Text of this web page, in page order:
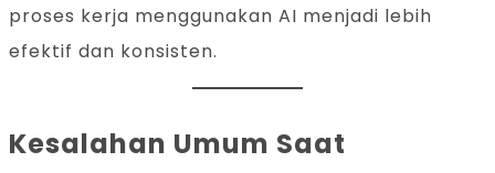
proses kerja menggunakan AI menjadi lebih
efektif dan konsisten.
Kesalahan Umum Saat